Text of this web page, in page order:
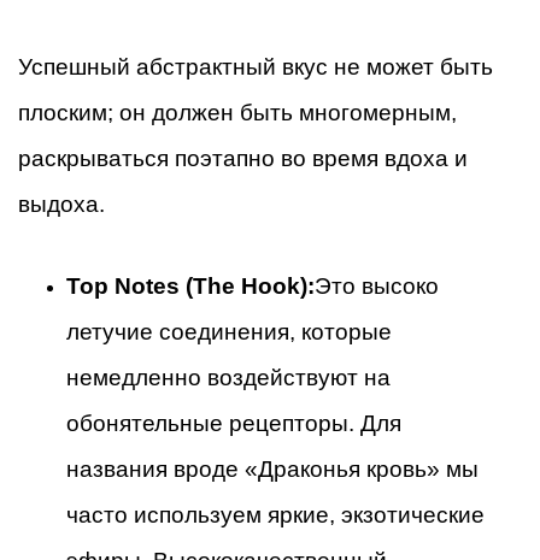
Успешный абстрактный вкус не может быть
плоским; он должен быть многомерным,
раскрываться поэтапно во время вдоха и
выдоха.
Top Notes (The Hook):Это высоко
летучие соединения, которые
немедленно воздействуют на
обонятельные рецепторы. Для
названия вроде «Драконья кровь» мы
часто используем яркие, экзотические